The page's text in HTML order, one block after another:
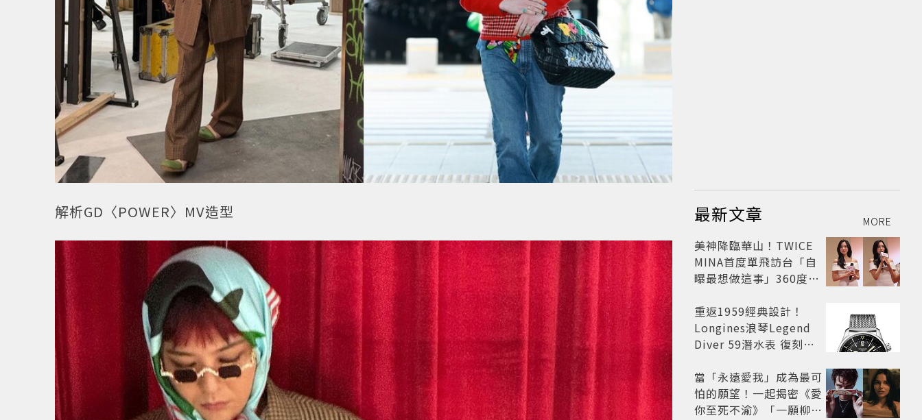
解析GD〈POWER〉MV造型 最新文章 MORE
美神降臨華山！TWICE
MINA首度單飛訪台「自
曝最想做這事」360度0
開
重返1959經典設計！
Longines浪琴Legend
Diver 59潛水表 復刻懷
當「永遠愛我」成為最可
怕的願望！一起揭密《愛
你至死不渝》「一願柳」